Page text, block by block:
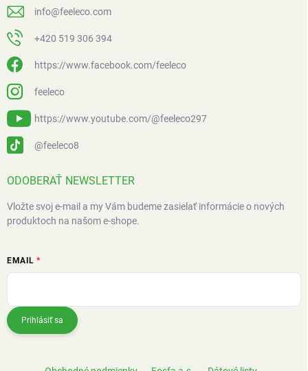
info@feeleco.com
+420 519 306 394
https://www.facebook.com/feeleco
feeleco
https://www.youtube.com/@feeleco297
@feeleco8
ODOBERAŤ NEWSLETTER
Vložte svoj e-mail a my Vám budeme zasielať informácie o nových
produktoch na našom e-shope.
EMAIL
Prihlásiť sa